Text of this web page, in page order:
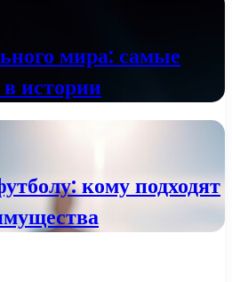
мира: самые
истории
кому подходят